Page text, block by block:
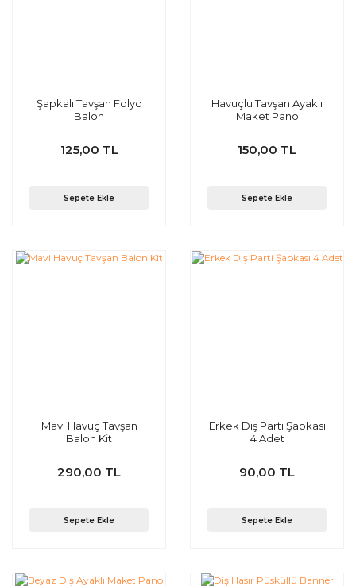
Şapkalı Tavşan Folyo
Balon
125,00 TL
Sepete Ekle
Havuçlu Tavşan Ayaklı
Maket Pano
150,00 TL
Sepete Ekle
Mavi Havuç Tavşan
Balon Kit
290,00 TL
Sepete Ekle
Erkek Diş Parti Şapkası
4 Adet
90,00 TL
Sepete Ekle